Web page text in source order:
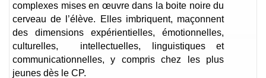
complexes mises en œuvre dans la boite noire du
cerveau de l’élève. Elles imbriquent, maçonnent
des dimensions expérientielles, émotionnelles,
culturelles, intellectuelles, linguistiques et
communicationnelles, y compris chez les plus
jeunes dès le CP.